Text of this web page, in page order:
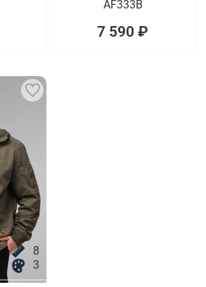
AF333B
7 590 ₽
8
3